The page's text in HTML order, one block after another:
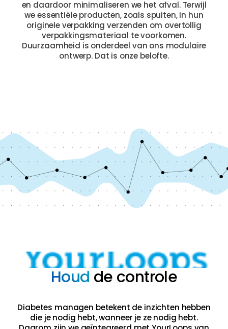
en daardoor minimaliseren we het afval. Terwijl
we essentiële producten, zoals spuiten, in hun
originele verpakking verzenden om overtollig
verpakkingsmateriaal te voorkomen.
Duurzaamheid is onderdeel van ons modulaire
ontwerp. Dat is onze belofte.
Houd de controle
Diabetes managen betekent de inzichten hebben
die je nodig hebt, wanneer je ze nodig hebt.